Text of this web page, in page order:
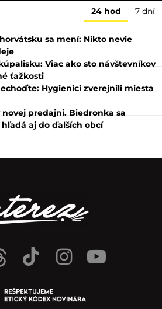
24 hod 7 dní
sa mení: Nikto nevie
Viac ako sto návštevníkov
ťažkosti
Hygienici zverejnili miesta
predajni. Biedronka sa
aj do ďalších obcí